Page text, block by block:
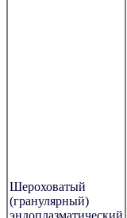
Шероховатый
(гранулярный)
эндоплазматический